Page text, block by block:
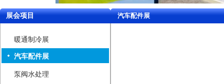
展会项目
暖通制冷展
汽车配件展
泵阀水处理
汽车配件展